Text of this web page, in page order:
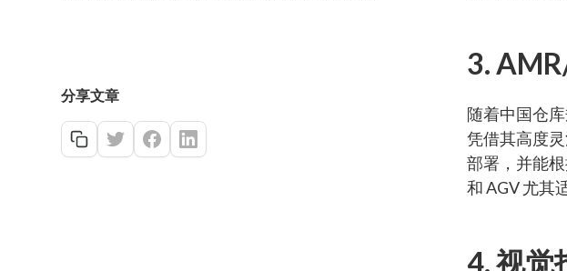
分享文章
3.
随着中国仓
凭借其高度
部署，并能
和 AGV 尤其
4. 视觉